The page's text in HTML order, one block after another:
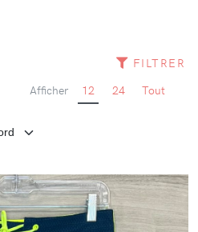
FILTRER
Afficher 12 24 Tout